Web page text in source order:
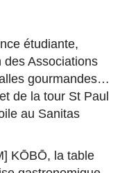
étudiante,
des Associations
gourmandes…
de la tour St Paul
au Sanitas
KŌBŌ, la table